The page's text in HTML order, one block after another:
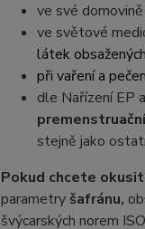
ve své
ve světové
látek
při vaření a
dle Nařízení EP
stejně jako
Pokud chcete okusit
parametryšafránu,
švýcarských norem